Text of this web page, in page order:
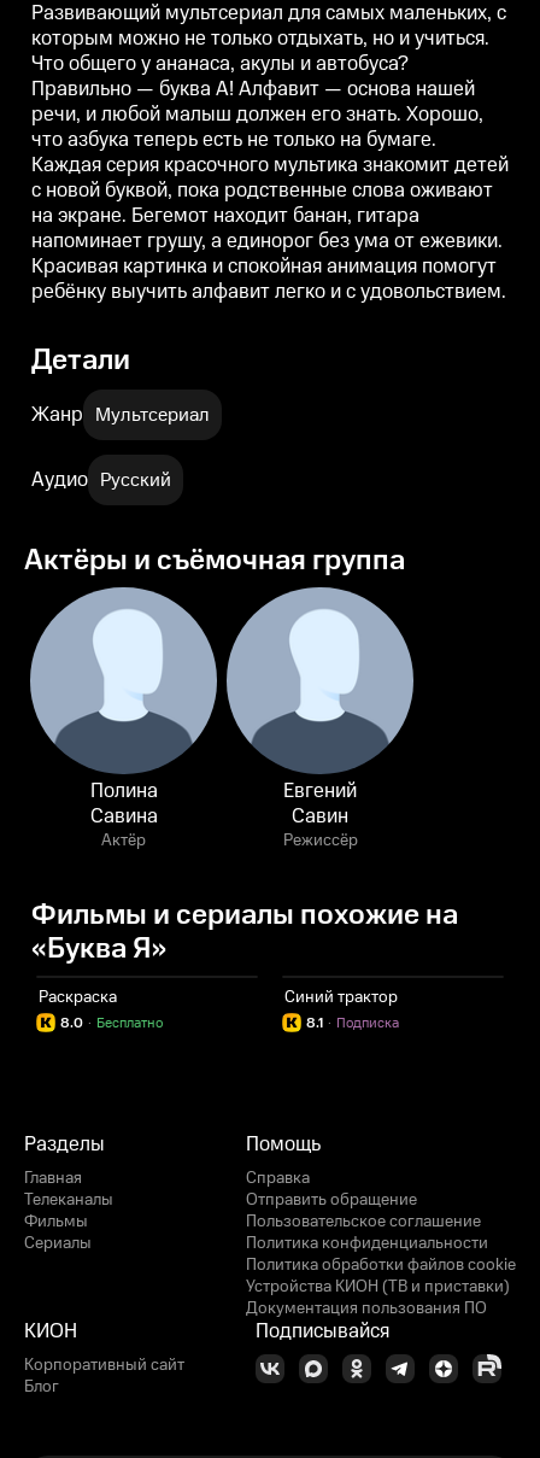
красочного мультика знакомит
детей с новой буквой, пока
родственные слова оживают на
экране. Бегемот находит банан,
гитара напоминает грушу, а
единорог без ума от ежевики.
Красивая картинка и спокойная
анимация помогут ребёнку
выучить алфавит легко и с
удовольствием.
красочного мультика знакомит
детей с новой буквой, пока
родственные слова оживают на
экране. Бегемот находит банан,
гитара напоминает грушу, а
единорог без ума от ежевики.
Красивая картинка и спокойная
анимация помогут ребёнку
выучить алфавит легко и с
удовольствием.
Развивающий мультсериал для самых маленьких, с
которым можно не только отдыхать, но и учиться.
Что общего у ананаса, акулы и автобуса?
Правильно — буква А! Алфавит — основа нашей
речи, и любой малыш должен его знать. Хорошо,
что азбука теперь есть не только на бумаге.
Каждая серия красочного мультика знакомит детей
с новой буквой, пока родственные слова оживают
на экране. Бегемот находит банан, гитара
напоминает грушу, а единорог без ума от ежевики.
Красивая картинка и спокойная анимация помогут
ребёнку выучить алфавит легко и с удовольствием.
Детали
Жанр Мультсериал
Аудио Русский
Актёры и съёмочная группа
Полина
Савина
Актёр
Евгений
Савин
Режиссёр
Фильмы и сериалы похожие на
«Буква Я»
Раскраска
8.0 Бесплатно
·
Синий трактор
8.1 Подписка
·
Разделы
Главная
Телеканалы
Фильмы
Сериалы
Помощь
Справка
Отправить обращение
Пользовательское соглашение
Политика конфиденциальности
Политика обработки файлов cookie
Устройства КИОН (ТВ и приставки)
Документация пользования ПО
КИОН
Корпоративный сайт
Блог
Подписывайся